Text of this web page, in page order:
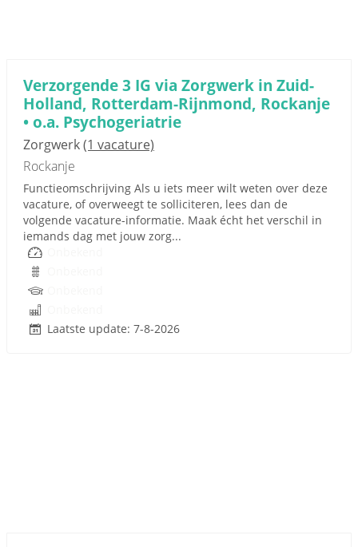
Verzorgende 3 IG via Zorgwerk in Zuid-
Holland, Rotterdam-Rijnmond, Rockanje
• o.a. Psychogeriatrie
Zorgwerk(1 vacature)
Rockanje
Functieomschrijving Als u iets meer wilt weten over deze
vacature, of overweegt te solliciteren, lees dan de
volgende vacature-informatie. Maak écht het verschil in
iemands dag met jouw zorg...
Laatste update: 7-8-2026